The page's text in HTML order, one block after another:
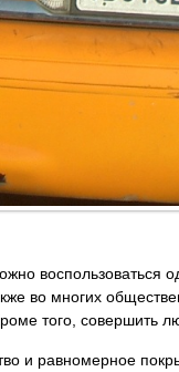
воспользоваться
во многих
того, совершить
и равномерное